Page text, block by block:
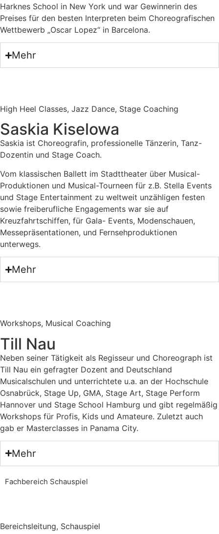
Harknes School in New York und war Gewinnerin des
Preises für den besten Interpreten beim Choreografischen
Wettbewerb „Oscar Lopez“ in Barcelona.
Mehr
High Heel Classes, Jazz Dance, Stage Coaching
Saskia Kiselowa
Saskia ist Choreografin, professionelle Tänzerin, Tanz-
Dozentin und Stage Coach.
Vom klassischen Ballett im Stadttheater über Musical-
Produktionen und Musical-Tourneen für z.B. Stella Events
und Stage Entertainment zu weltweit unzähligen festen
sowie freiberufliche Engagements war sie auf
Kreuzfahrtschiffen, für Gala- Events, Modenschauen,
Messepräsentationen, und Fernsehproduktionen
unterwegs.
Mehr
Workshops, Musical Coaching
Till Nau
Neben seiner Tätigkeit als Regisseur und Choreograph ist
Till Nau ein gefragter Dozent and Deutschland
Musicalschulen und unterrichtete u.a. an der Hochschule
Osnabrück, Stage Up, GMA, Stage Art, Stage Perform
Hannover und Stage School Hamburg und gibt regelmäßig
Workshops für Profis, Kids und Amateure. Zuletzt auch
gab er Masterclasses in Panama City.
Mehr
Fachbereich Schauspiel
Bereichsleitung, Schauspiel